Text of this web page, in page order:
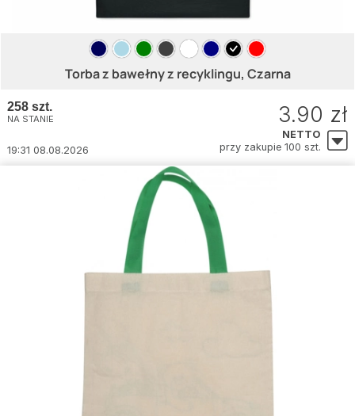
Torba z bawełny z recyklingu, Czarna
258 szt.
NA STANIE
19:31 08.08.2026
3.90 zł
NETTO
przy zakupie 100 szt.